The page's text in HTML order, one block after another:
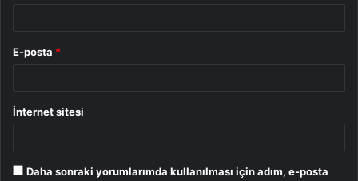
E-posta *
İnternet sitesi
Daha sonraki yorumlarımda kullanılması için adım, e-posta